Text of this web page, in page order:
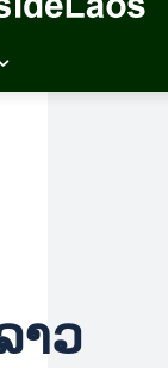
າວ